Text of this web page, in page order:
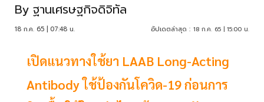
By ฐานเศรษฐกิจดิจิทัล
18 ก.ค. 65 | 07:48 น. อัปเดตล่าสุด : 18 ก.ค. 65 | 15:00 น.
เปิดแนวทางใช้ยา LAAB Long-Acting
Antibody ใช้ป้องกันโควิด-19 ก่อนการ